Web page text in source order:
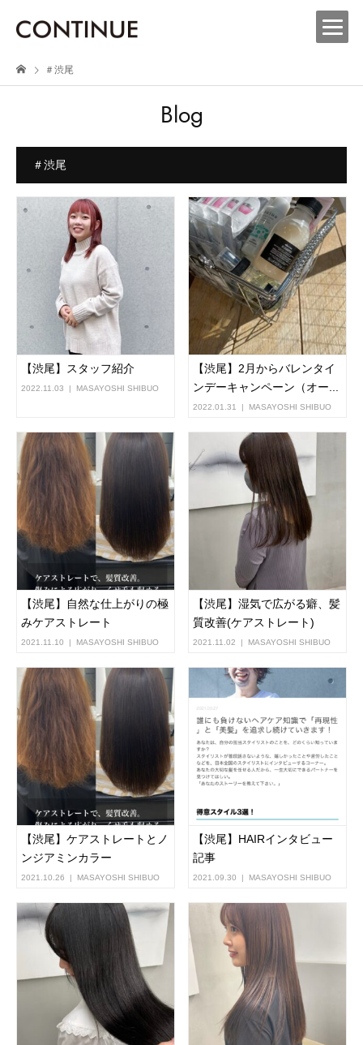
＃渋尾
Blog
＃渋尾
【渋尾】スタッフ紹介
2022.11.03 MASAYOSHI SHIBUO
【渋尾】2月からバレンタイ
ンデーキャンペーン（オー...
2022.01.31 MASAYOSHI SHIBUO
【渋尾】自然な仕上がりの極
みケアストレート
2021.11.10 MASAYOSHI SHIBUO
【渋尾】湿気で広がる癖、髪
質改善(ケアストレート)
2021.11.02 MASAYOSHI SHIBUO
【渋尾】ケアストレートとノ
ンジアミンカラー
2021.10.26 MASAYOSHI SHIBUO
【渋尾】HAIRインタビュー
記事
2021.09.30 MASAYOSHI SHIBUO